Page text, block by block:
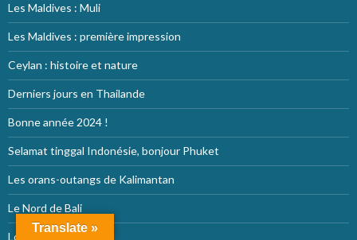
Les Maldives : Muli
Les Maldives : première impression
Ceylan : histoire et nature
Derniers jours en Thailande
Bonne année 2024 !
Selamat tinggal Indonésie, bonjour Phuket
Les orans-outangs de Kalimantan
Le Nord de Bali
Lombok
Translate »